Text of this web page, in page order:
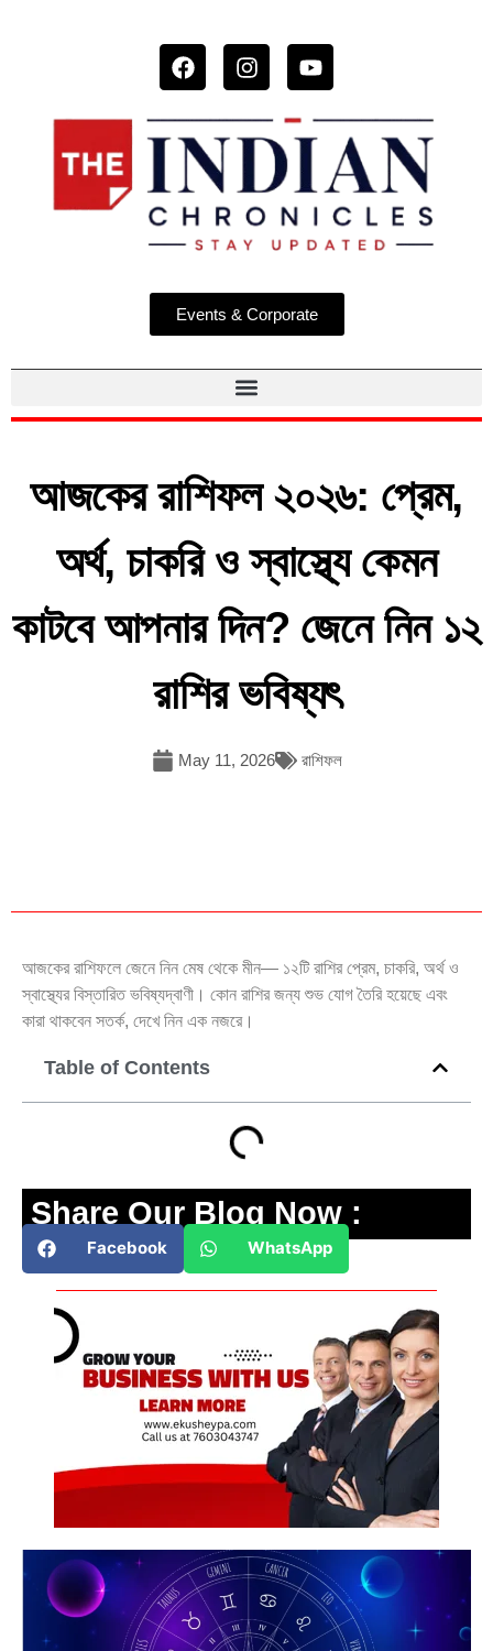
Events & Corporate
আজকের রাশিফল ২০২৬: প্রেম,
অর্থ, চাকরি ও স্বাস্থ্যে কেমন
কাটবে আপনার দিন? জেনে নিন ১২
রাশির ভবিষ্যৎ
May 11, 2026 রাশিফল
আজকের রাশিফলে জেনে নিন মেষ থেকে মীন— ১২টি রাশির প্রেম, চাকরি, অর্থ ও
স্বাস্থ্যের বিস্তারিত ভবিষ্যদ্বাণী। কোন রাশির জন্য শুভ যোগ তৈরি হয়েছে এবং
কারা থাকবেন সতর্ক, দেখে নিন এক নজরে।
Table of Contents
Share Our Blog Now :
Facebook WhatsApp